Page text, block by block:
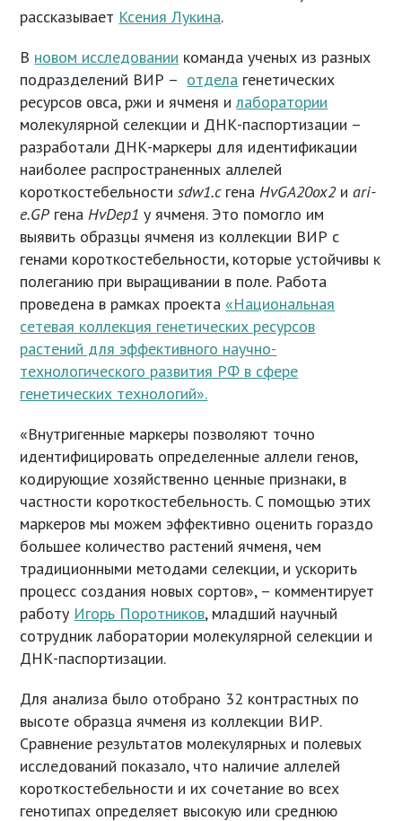
рассказывает Ксения Лукина.
В новом исследовании команда ученых из разных
подразделений ВИР – отдела генетических
ресурсов овса, ржи и ячменя илаборатории
молекулярной селекции и ДНК-паспортизации –
разработали ДНК-маркеры для идентификации
наиболее распространенных аллелей
короткостебельностиsdw1.c гена HvGA20ox2иari-
e.GPгенаHvDep1 у ячменя. Это помогло им
выявить образцы ячменя из коллекции ВИР с
генами короткостебельности, которые устойчивы к
полеганию при выращивании в поле. Работа
проведена в рамках проекта«Национальная
сетевая коллекция генетических ресурсов
растений для эффективного научно-
технологического развития РФ в сфере
генетических технологий».
«Внутригенные маркеры позволяют точно
идентифицировать определенные аллели генов,
кодирующие хозяйственно ценные признаки, в
частности короткостебельность. С помощью этих
маркеров мы можем эффективно оценить гораздо
большее количество растений ячменя, чем
традиционными методами селекции, и ускорить
процесс создания новых сортов», – комментирует
работу Игорь Поротников, младший научный
сотрудник лаборатории молекулярной селекции и
ДНК-паспортизации.
Для анализа было отобрано 32 контрастных по
высоте образца ячменя из коллекции ВИР.
Сравнение результатов молекулярных и полевых
исследований показало, что наличие аллелей
короткостебельности и их сочетание во всех
генотипах определяет высокую или среднюю